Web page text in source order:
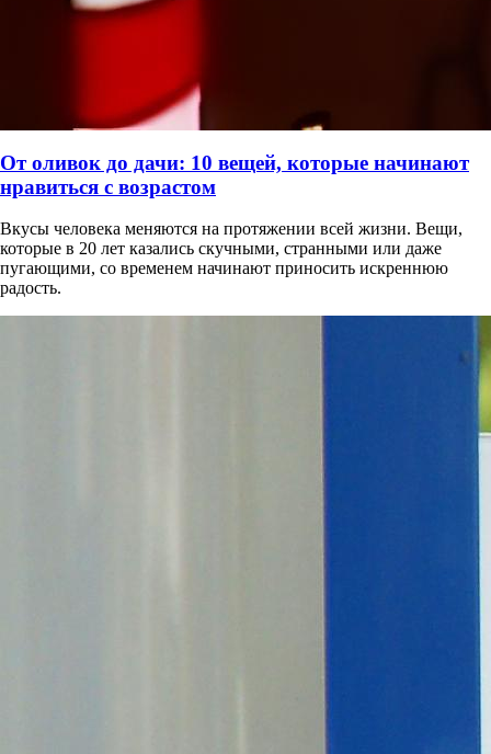
От оливок до дачи: 10 вещей, которые начинают
нравиться с возрастом
Вкусы человека меняются на протяжении всей жизни. Вещи,
которые в 20 лет казались скучными, странными или даже
пугающими, со временем начинают приносить искреннюю
радость.